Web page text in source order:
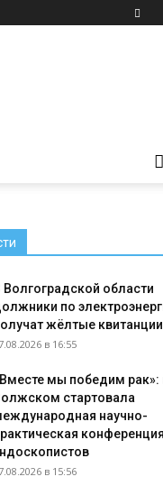
Волгоградской области
по
жёлтые квитанции
в 16:55
мы победим рак»:
стартовала
научно-
конференция
в 15:56